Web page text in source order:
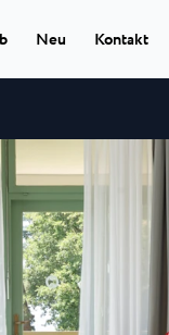
Poreč ★ ★
Plava Laguna
in Poreč
Neu Kontakt